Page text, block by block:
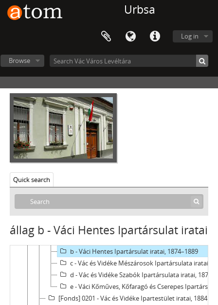
Urbsa
Log in
Browse
Quick search
állag b - Váci Hentes Ipartársulat iratai
V - MEZŐVÁROSOK, RENDEZETT TANÁCSÚ VÁROSOK, KÖZSÉGEK, 1612–1952
VIII - TANINTÉZETEK, INTÉZMÉNYEK, 1773–2006
IX - TESTÜLETEK, 1705–1970
[Fonds] 0001 - Vác városi céhiratok levéltári gyűjteménye, 1705–1899
[Fonds] 0101 - Vác városi ipartársulatok iratainak levéltári gyűjteménye, 1872–1893
a - Váci Csizmadia Ipartársulat iratai, 1874 - 1893
b - Váci Hentes Ipartársulat iratai, 1874–1889
c - Vác és Vidéke Mészárosok Ipartársulata iratai, 1874–1885
d - Vác és Vidéke Szabók Ipartársulata iratai, 1874–1886
e - Váci Kőműves, Kőfaragó és Cserepes Ipartársulat iratai, 1872–1889
[Fonds] 0201 - Vác és Vidéke Ipartestület iratai, 1884 - 1950